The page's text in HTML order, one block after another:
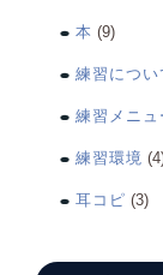
本 (9)
練習につい
練習メニュ
練習環境
耳コピ (3)